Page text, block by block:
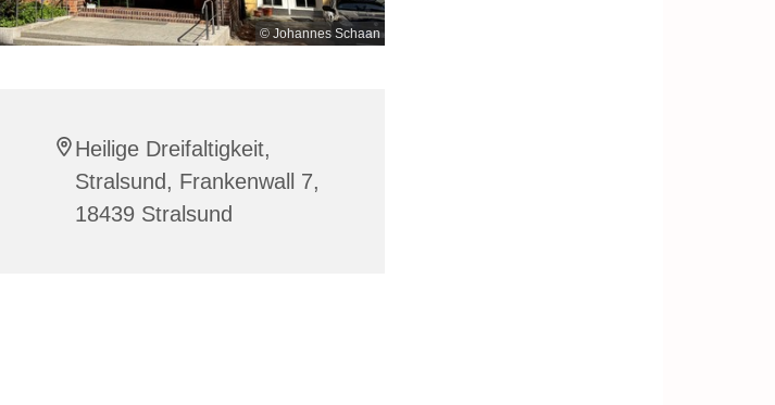
© Johannes Schaan
Heilige Dreifaltigkeit,
Stralsund, Frankenwall 7,
18439 Stralsund